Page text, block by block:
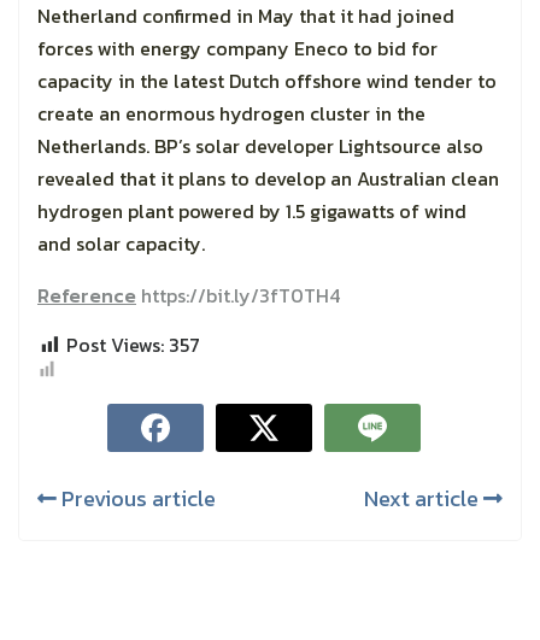
Netherland confirmed in May that it had joined
forces with energy company Eneco to bid for
capacity in the latest Dutch offshore wind tender to
create an enormous hydrogen cluster in the
Netherlands. BP’s solar developer Lightsource also
revealed that it plans to develop an Australian clean
hydrogen plant powered by 1.5 gigawatts of wind
and solar capacity.
Reference https://bit.ly/3fT0TH4
Post Views: 357
Previous article Next article